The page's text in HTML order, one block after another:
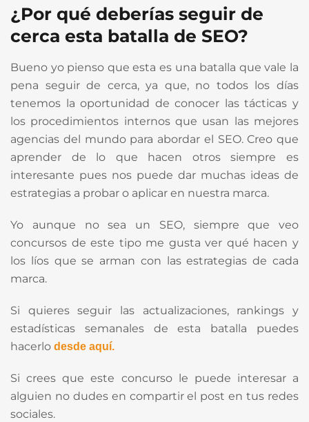
¿Por qué deberías seguir de
cerca esta batalla de SEO?
Bueno yo pienso que esta es una batalla que vale la
pena seguir de cerca, ya que, no todos los días
tenemos la oportunidad de conocer las tácticas y
los procedimientos internos que usan las mejores
agencias del mundo para abordar el SEO. Creo que
aprender de lo que hacen otros siempre es
interesante pues nos puede dar muchas ideas de
estrategias a probar o aplicar en nuestra marca.
Yo aunque no sea un SEO, siempre que veo
concursos de este tipo me gusta ver qué hacen y
los líos que se arman con las estrategias de cada
marca.
Si quieres seguir las actualizaciones, rankings y
estadísticas semanales de esta batalla puedes
hacerlo desde aquí.
Si crees que este concurso le puede interesar a
alguien no dudes en compartir el post en tus redes
sociales.